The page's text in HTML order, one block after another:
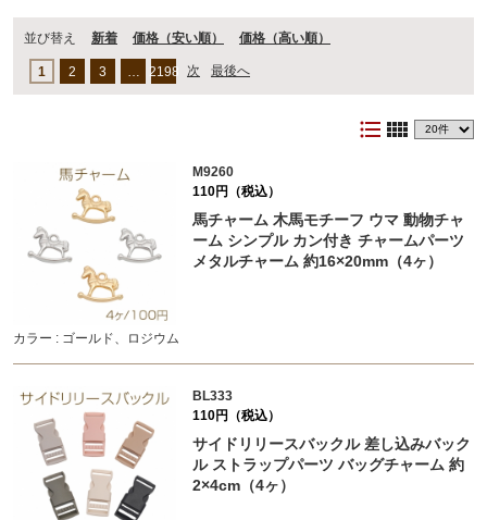
並び替え 新着 価格（安い順） 価格（⾼い順）
1 2 3 2198 次 最後へ
format_list_bulleted view_comfy
M9260
110円（税込）
馬チャーム 木馬モチーフ ウマ 動物チャ
ーム シンプル カン付き チャームパーツ
メタルチャーム 約16×20mm（4ヶ）
カラー : ゴールド、ロジウム
BL333
110円（税込）
サイドリリースバックル 差し込みバック
ル ストラップパーツ バッグチャーム 約
2×4cm（4ヶ）